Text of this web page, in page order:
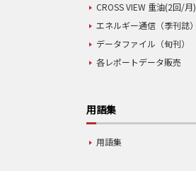
CROSS VIEW 重油(2回/月)
エネルギー通信（季刊誌）
データファイル（旬刊）
各レポートデータ販売
用語集
用語集